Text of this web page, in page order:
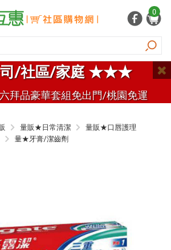
/社區/家庭 ★★★
拜品豪華套組免出門/桃園免運
0
量販★日常清潔
量販★口唇護理
量★牙膏/潔齒劑